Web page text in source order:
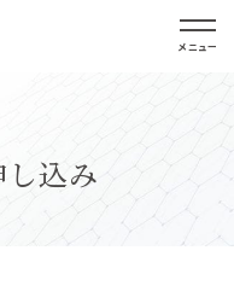
メニュー
込み